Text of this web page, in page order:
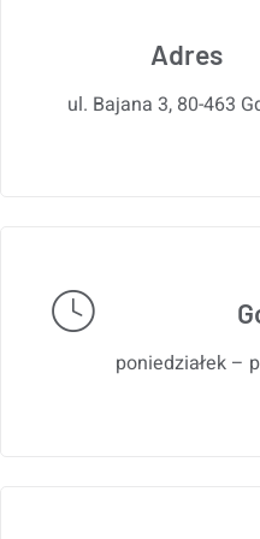
Adres
ul. Bajana 3, 80-463
poniedziałek –